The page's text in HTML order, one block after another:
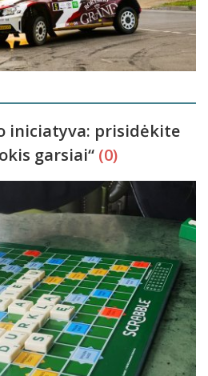
iniciatyva: prisidėkite
garsiai“ (0)